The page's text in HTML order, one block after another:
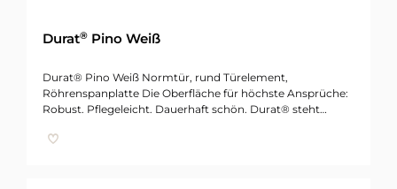
Durat® Pino Weiß
Durat® Pino Weiß Normtür, rund Türelement,
Röhrenspanplatte Die Oberfläche für höchste Ansprüche:
Robust. Pflegeleicht. Dauerhaft schön. Durat® steht…